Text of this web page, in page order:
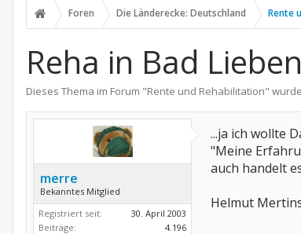
Foren Die Länderecke: Deutschland Rente
Reha in Bad
Dieses Thema im Forum "Rente und Rehabilitation"
merre
Bekanntes Mitglied
Registriert seit:
30. April 2003
Beiträge:
4.196
...ja ich wollte
"Meine
auch handelt
Helmut